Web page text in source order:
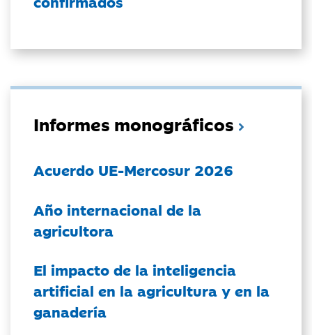
Informes monográficos
Acuerdo UE-Mercosur 2026
Año internacional de la
agricultora
El impacto de la inteligencia
artificial en la agricultura y en la
ganadería